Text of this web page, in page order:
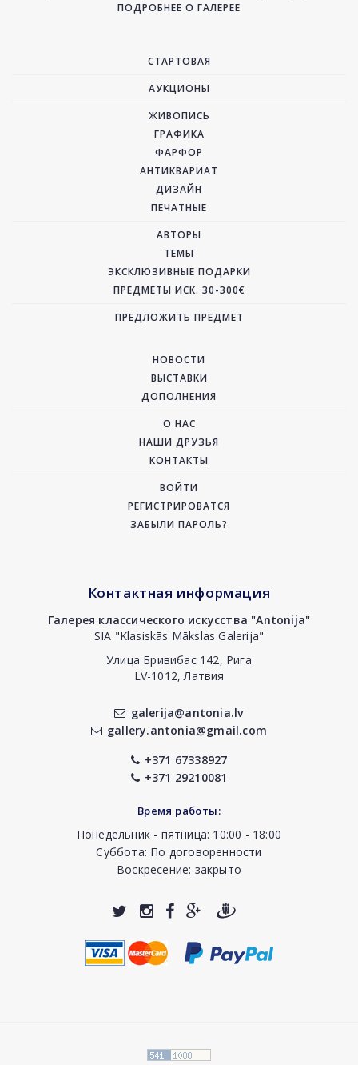
ПОДРОБНЕЕ О ГАЛЕРЕЕ
СТАРТОВАЯ
АУКЦИОНЫ
ЖИВОПИСЬ
ГРАФИКА
ФАРФОР
АНТИКВАРИАТ
ДИЗАЙН
ПЕЧАТНЫЕ
АВТОРЫ
ТЕМЫ
ЭКСКЛЮЗИВНЫЕ ПОДАРКИ
ПРЕДМЕТЫ ИСК. 30-300€
ПРЕДЛОЖИТЬ ПРЕДМЕТ
НОВОСТИ
ВЫСТАВКИ
ДОПОЛНЕНИЯ
О НАС
НАШИ ДРУЗЬЯ
КОНТАКТЫ
ВОЙТИ
РЕГИСТРИРОВАТСЯ
ЗАБЫЛИ ПАРОЛЬ?
Контактная информация
Галерея классического искусства "Antonija"
SIA "Klasiskās Mākslas Galerija"
Улица Бривибас 142, Рига
LV-1012, Латвия
galerija@antonia.lv
gallery.antonia@gmail.com
+371 67338927
+371 29210081
Время работы:
Понедельник - пятница: 10:00 - 18:00
Суббота: По договоренности
Воскресение: закрыто